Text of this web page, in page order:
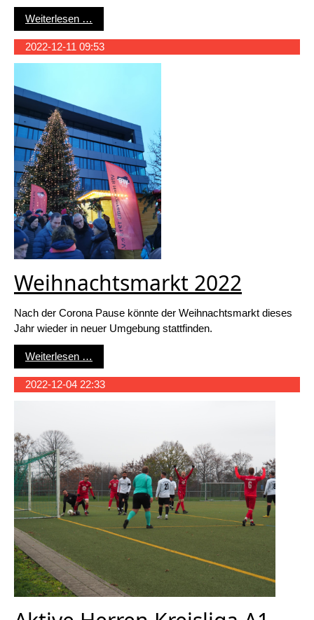
Weiterlesen …
2022-12-11 09:53
Weihnachtsmarkt 2022
Nach der Corona Pause könnte der Weihnachtsmarkt dieses
Jahr wieder in neuer Umgebung stattfinden.
Weiterlesen …
2022-12-04 22:33